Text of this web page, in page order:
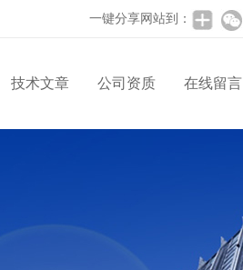
一键分享网站到：
技术文章 公司资质 在线留言